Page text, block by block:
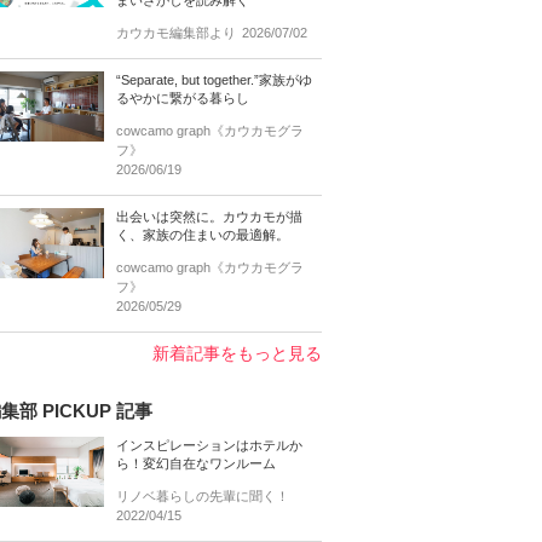
カウカモ編集部より 2026/07/02
“Separate, but together.”家族がゆ
るやかに繋がる暮らし
cowcamo graph《カウカモグラ
フ》
2026/06/19
出会いは突然に。カウカモが描
く、家族の住まいの最適解。
cowcamo graph《カウカモグラ
フ》
2026/05/29
新着記事をもっと見る
部 PICKUP 記事
インスピレーションはホテルか
ら！変幻自在なワンルーム
リノベ暮らしの先輩に聞く！
2022/04/15